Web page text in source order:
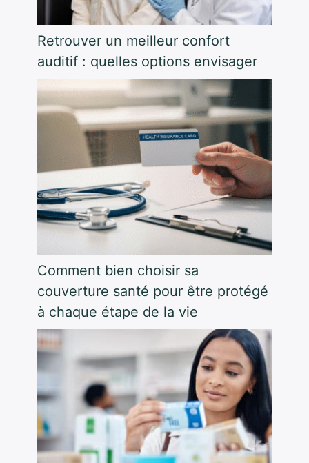
Retrouver un meilleur confort
auditif : quelles options envisager
Comment bien choisir sa
couverture santé pour être protégé
à chaque étape de la vie